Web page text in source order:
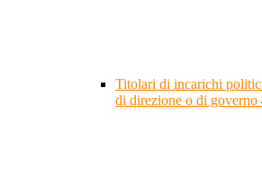
Titolari di incarichi
di direzione o di governo